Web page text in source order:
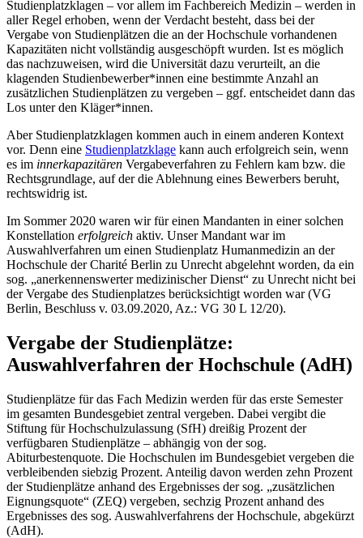
Studienplatzklagen – vor allem im Fachbereich Medizin – werden in
aller Regel erhoben, wenn der Verdacht besteht, dass bei der
Vergabe von Studienplätzen die an der Hochschule vorhandenen
Kapazitäten nicht vollständig ausgeschöpft wurden. Ist es möglich
das nachzuweisen, wird die Universität dazu verurteilt, an die
klagenden Studienbewerber*innen eine bestimmte Anzahl an
zusätzlichen Studienplätzen zu vergeben – ggf. entscheidet dann das
Los unter den Kläger*innen.
Aber Studienplatzklagen kommen auch in einem anderen Kontext
vor. Denn eine Studienplatzklage kann auch erfolgreich sein, wenn
es im innerkapazitären Vergabeverfahren zu Fehlern kam bzw. die
Rechtsgrundlage, auf der die Ablehnung eines Bewerbers beruht,
rechtswidrig ist.
Im Sommer 2020 waren wir für einen Mandanten in einer solchen
Konstellation erfolgreich aktiv. Unser Mandant war im
Auswahlverfahren um einen Studienplatz Humanmedizin an der
Hochschule der Charité Berlin zu Unrecht abgelehnt worden, da ein
sog. „anerkennenswerter medizinischer Dienst“ zu Unrecht nicht bei
der Vergabe des Studienplatzes berücksichtigt worden war (VG
Berlin, Beschluss v. 03.09.2020, Az.: VG 30 L 12/20).
Vergabe der Studienplätze:
Auswahlverfahren der Hochschule (AdH)
Studienplätze für das Fach Medizin werden für das erste Semester
im gesamten Bundesgebiet zentral vergeben. Dabei vergibt die
Stiftung für Hochschulzulassung (SfH) dreißig Prozent der
verfügbaren Studienplätze – abhängig von der sog.
Abiturbestenquote. Die Hochschulen im Bundesgebiet vergeben die
verbleibenden siebzig Prozent. Anteilig davon werden zehn Prozent
der Studienplätze anhand des Ergebnisses der sog. „zusätzlichen
Eignungsquote“ (ZEQ) vergeben, sechzig Prozent anhand des
Ergebnisses des sog. Auswahlverfahrens der Hochschule, abgekürzt
(AdH).